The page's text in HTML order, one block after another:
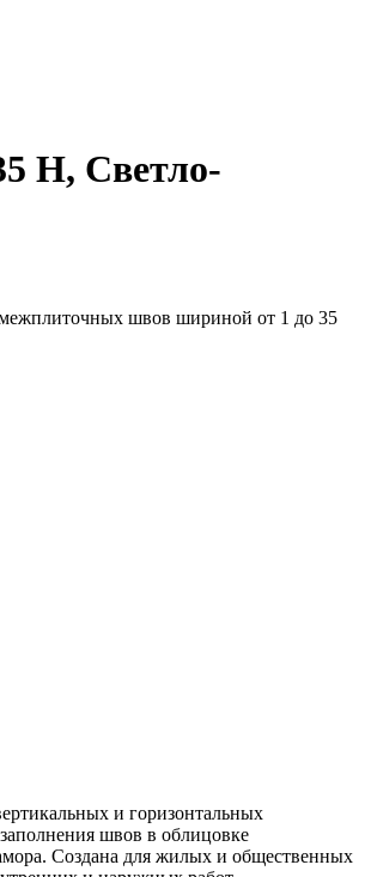
Н, Светло-
швов шириной от 1 до 35
и горизонтальных
швов в облицовке
Создана для жилых и общественных